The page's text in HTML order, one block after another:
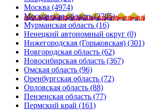
Москва (4974)
Московская область (2705)
Мурманская область (16)
Ненецкий автономный округ (0)
Нижегородская (Горьковская) (301)
Новгородская область (62)
Новосибирская область (367)
Омская область (96)
Оренбургская область (72)
Орловская область (88)
Пензенская область (77)
Пермский край (161)